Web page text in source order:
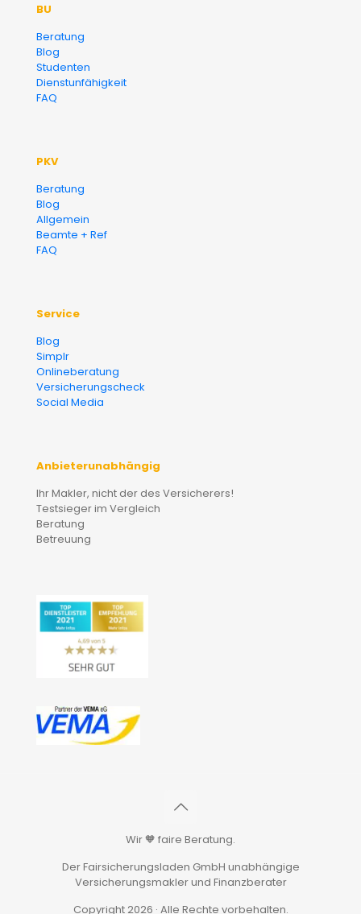
BU
Beratung
Blog
Studenten
Dienstunfähigkeit
FAQ
PKV
Beratung
Blog
Allgemein
Beamte + Ref
FAQ
Service
Blog
Simplr
Onlineberatung
Versicherungscheck
Social Media
Anbieterunabhängig
Ihr Makler, nicht der des Versicherers!
Testsieger im Vergleich
Beratung
Betreuung
Wir 🧡 faire Beratung.
Der Fairsicherungsladen GmbH unabhängige
Versicherungsmakler und Finanzberater
Copyright 2026 · Alle Rechte vorbehalten.